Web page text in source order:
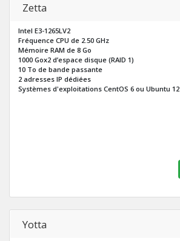
Zetta
Intel E3-1265LV2
Fréquence CPU de 2.50 GHz
Mémoire RAM de 8 Go
1000 Gox2 d’espace disque (RAID 1)
10 To de bande passante
2 adresses IP dédiées
Systèmes d'exploitations CentOS 6 ou Ubuntu 12
Yotta